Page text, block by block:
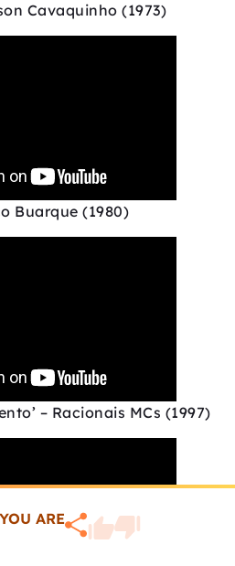
ARE
Cavaquinho (1973)
Buarque (1980)
– Racionais MCs (1997)